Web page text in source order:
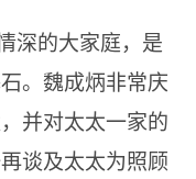
深的大家庭，是
。魏成炳非常庆
并对太太一家的
谈及太太为照顾